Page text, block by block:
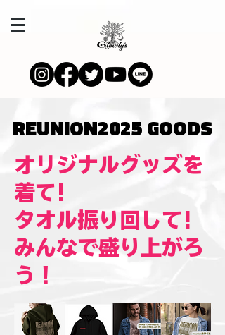
REUNION2025 GOODS
REUNION2025 GOODS
オリジナルグッズを
着て!
タオル振り回して!
みんなで盛り上がろ
う！